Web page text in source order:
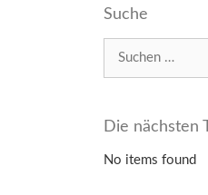
Suche
Die nächsten
No items found